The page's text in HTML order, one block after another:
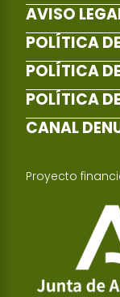
AVISO
POLÍTICA
POLÍTICA
POLÍTICA
CANAL
Proyecto